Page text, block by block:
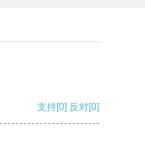
支持[0] 反对[0]